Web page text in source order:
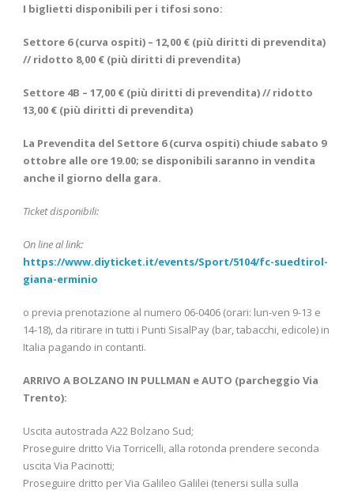
I biglietti disponibili per i tifosi sono:
Settore 6 (curva ospiti) – 12,00 € (più diritti di prevendita)
// ridotto 8,00 € (più diritti di prevendita)
Settore 4B – 17,00 € (più diritti di prevendita) // ridotto
13,00 € (più diritti di prevendita)
La Prevendita del Settore 6 (curva ospiti) chiude sabato 9
ottobre alle ore 19.00; se disponibili saranno in vendita
anche il giorno della gara.
Ticket disponibili:
On line al link:
https://www.diyticket.it/events/Sport/5104/fc-suedtirol-
giana-erminio
o previa prenotazione al numero 06-0406 (orari: lun-ven 9-13 e
14-18), da ritirare in tutti i Punti SisalPay (bar, tabacchi, edicole) in
Italia pagando in contanti.
ARRIVO A BOLZANO IN PULLMAN e AUTO (parcheggio Via
Trento):
Uscita autostrada A22 Bolzano Sud;
Proseguire dritto Via Torricelli, alla rotonda prendere seconda
uscita Via Pacinotti;
Proseguire dritto per Via Galileo Galilei (tenersi sulla sulla